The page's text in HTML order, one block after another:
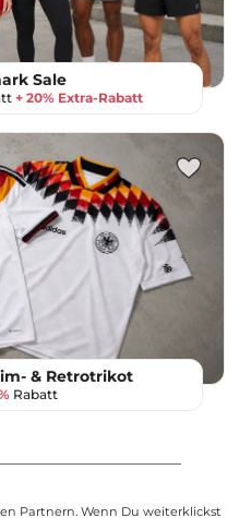
Sale
+ 20% Extra-Rabatt
& Retrotrikot
Rabatt
Partnern. Wenn Du weiterklickst